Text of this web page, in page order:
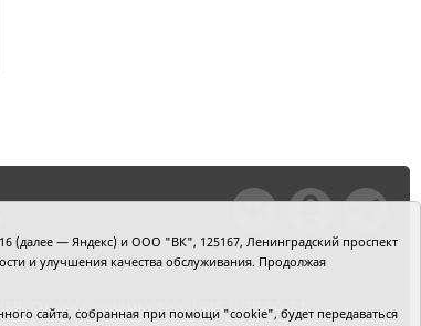
Отдел рекламы: тел. (3452) 39-90-51.
(далее — Яндекс) и ООО "ВК", 125167, Ленинградский проспект
и улучшения качества обслуживания. Продолжая
сайта, собранная при помощи "cookie", будет передаваться